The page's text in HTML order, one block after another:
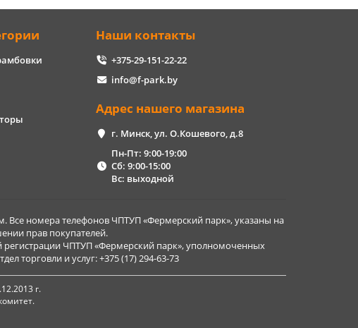
Наши контакты
+375-29-151-22-22
info@f-park.by
Адрес нашего магазина
г. Минск, ул. О.Кошевого, д.8
Пн-Пт: 9:00-19:00
Сб: 9:00-15:00
Вс: выходной
номера телефонов ЧПТУП «Фермерский парк», указаны на
прав покупателей.
регистрации ЧПТУП «Фермерский парк», уполномоченных
торговли и услуг: +375 (17) 294-63-73
г.